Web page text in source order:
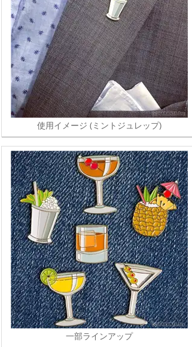
使用イメージ (ミントジュレップ)
一部ラインアップ